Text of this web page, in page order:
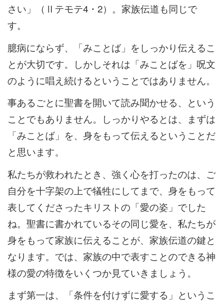
さい」（Ⅱテモテ4・2）。家族伝道も同じで
す。
臆病にならず、「みことば」をしっかり伝えるこ
とが大切です。しかしそれは「みことばを」呪文
のように唱え続けるということではありません。
事あるごとに聖書を開いて読み聞かせる、という
ことでもありません。しっかりやるとは、まずは
「みことば」を、身をもって伝えるということだ
と思います。
私たちが救われたとき、強く心を打ったのは、ご
自分を十字架の上で犠牲にしてまで、身をもって
表してくださったキリストの「愛の姿」でした
ね。聖書に書かれているその同じ愛を、私たちが
身をもって家族に伝えることが、家族伝道の鍵と
なります。では、家族の中で表すことのできる神
様の愛の特徴をいくつか見ていきましょう。
まず第一は、「条件を付けずに愛する」というこ